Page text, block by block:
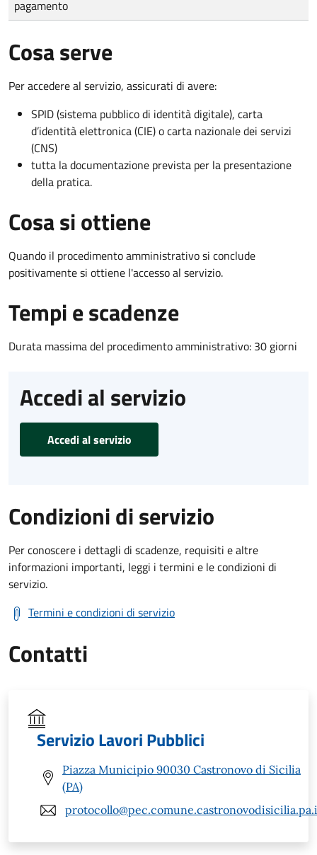
pagamento
Cosa serve
Per accedere al servizio, assicurati di avere:
SPID (sistema pubblico di identità digitale), carta
d’identità elettronica (CIE) o carta nazionale dei servizi
(CNS)
tutta la documentazione prevista per la presentazione
della pratica.
Cosa si ottiene
Quando il procedimento amministrativo si conclude
positivamente si ottiene l'accesso al servizio.
Tempi e scadenze
Durata massima del procedimento amministrativo: 30 giorni
Accedi al servizio
Accedi al servizio
Condizioni di servizio
Per conoscere i dettagli di scadenze, requisiti e altre
informazioni importanti, leggi i termini e le condizioni di
servizio.
Termini e condizioni di servizio
Contatti
Servizio Lavori Pubblici
Piazza Municipio 90030 Castronovo di Sicilia
(PA)